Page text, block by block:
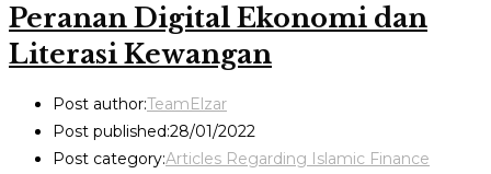
Peranan Digital Ekonomi dan
Literasi Kewangan
Post author:TeamElzar
Post published:28/01/2022
Post category:Articles Regarding Islamic Finance